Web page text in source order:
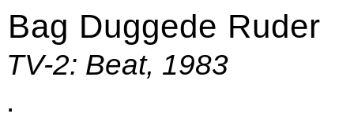
Bag Duggede Ruder
TV-2: Beat, 1983
.